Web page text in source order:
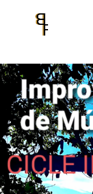
Home
Cicle